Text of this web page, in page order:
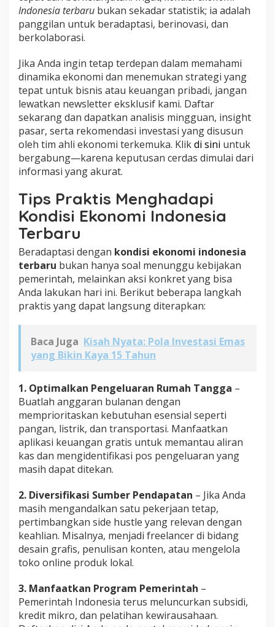
Indonesia terbaru bukan sekadar statistik; ia adalah
panggilan untuk beradaptasi, berinovasi, dan
berkolaborasi.
Jika Anda ingin tetap terdepan dalam memahami
dinamika ekonomi dan menemukan strategi yang
tepat untuk bisnis atau keuangan pribadi, jangan
lewatkan newsletter eksklusif kami. Daftar
sekarang dan dapatkan analisis mingguan, insight
pasar, serta rekomendasi investasi yang disusun
oleh tim ahli ekonomi terkemuka. Klikdi sini untuk
bergabung—karena keputusan cerdas dimulai dari
informasi yang akurat.
Tips Praktis Menghadapi
Kondisi Ekonomi Indonesia
Terbaru
Beradaptasi dengan kondisi ekonomi indonesia
terbaru bukan hanya soal menunggu kebijakan
pemerintah, melainkan aksi konkret yang bisa
Anda lakukan hari ini. Berikut beberapa langkah
praktis yang dapat langsung diterapkan:
Baca Juga Kisah Nyata: Pola Investasi Emas
yang Bikin Kaya 15 Tahun
1. Optimalkan Pengeluaran Rumah Tangga –
Buatlah anggaran bulanan dengan
memprioritaskan kebutuhan esensial seperti
pangan, listrik, dan transportasi. Manfaatkan
aplikasi keuangan gratis untuk memantau aliran
kas dan mengidentifikasi pos pengeluaran yang
masih dapat ditekan.
2. Diversifikasi Sumber Pendapatan – Jika Anda
masih mengandalkan satu pekerjaan tetap,
pertimbangkan side hustle yang relevan dengan
keahlian. Misalnya, menjadi freelancer di bidang
desain grafis, penulisan konten, atau mengelola
toko online produk lokal.
3. Manfaatkan Program Pemerintah –
Pemerintah Indonesia terus meluncurkan subsidi,
kredit mikro, dan pelatihan kewirausahaan.